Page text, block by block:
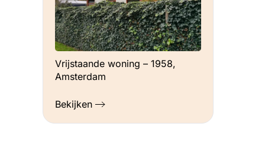
Vrijstaande woning – 1958,
Amsterdam
Bekijken